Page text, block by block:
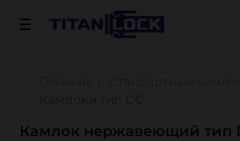
Важно! Для оплаты заказов
Камлок нержавеющий тип